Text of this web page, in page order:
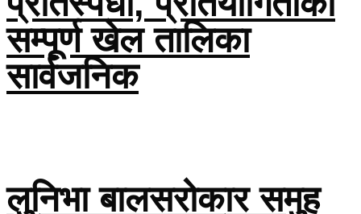
सम्पूर्ण खेल तालिका
सार्वजनिक
लुनिभा बालसरोकार समुह